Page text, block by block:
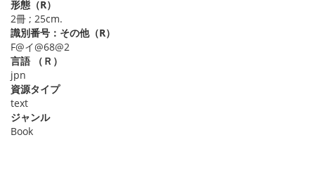
形態（R）
2冊 ; 25cm.
識別番号：その他（R）
F@イ@68@2
言語 （Ｒ）
jpn
資源タイプ
text
ジャンル
Book